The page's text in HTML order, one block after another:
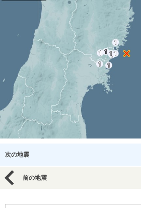
次の地震
前の地震